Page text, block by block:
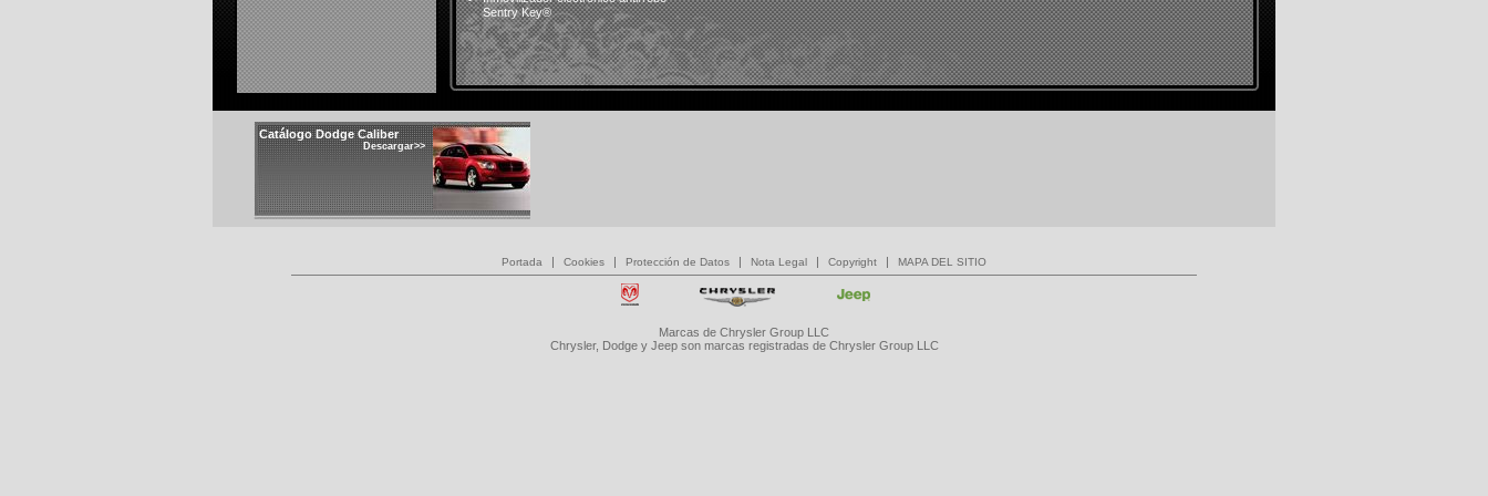
Sentry Key®
Catálogo Dodge Caliber
Descargar>>
Portada | Cookies | Protección de Datos | Nota Legal | Copyright | MAPA DEL SITIO
Marcas de Chrysler Group LLC
Chrysler, Dodge y Jeep son marcas registradas de Chrysler Group LLC